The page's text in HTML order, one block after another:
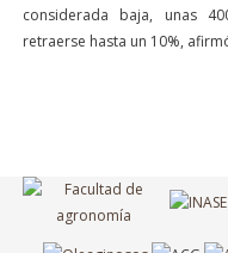
considerada baja, unas
retraerse hasta un 10%,